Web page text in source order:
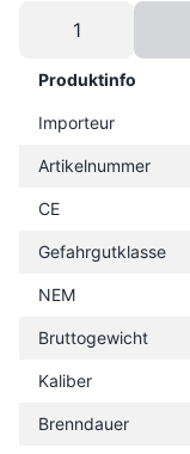
Produktinfo
Importeur
Artikelnummer
CE
Gefahrgutklasse
NEM
Bruttogewicht
Kaliber
Brenndauer